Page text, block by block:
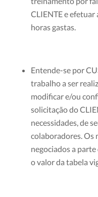
CLIENTE e efetuar
horas gastas.
Entende-se por
trabalho a ser
modificar e/ou
solicitação do
necessidades, de
colaboradores. Os
negociados a
o valor da tabela